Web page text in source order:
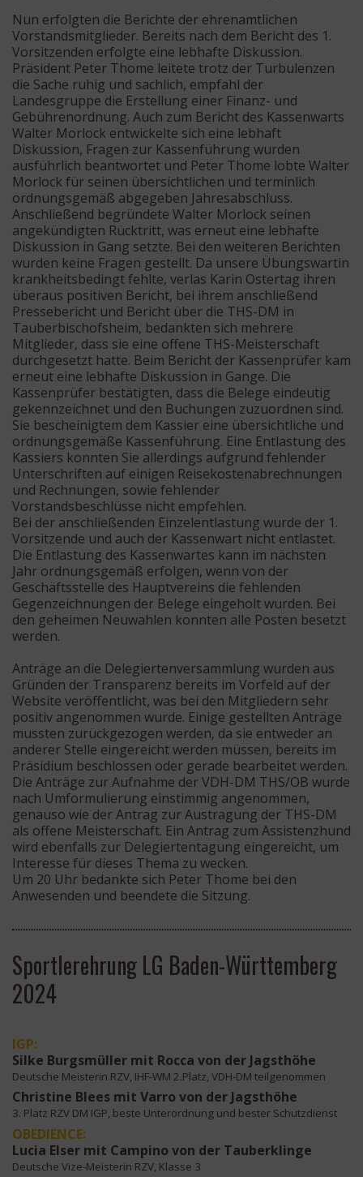
Nun erfolgten die Berichte der ehrenamtlichen
Vorstandsmitglieder. Bereits nach dem Bericht des 1.
Vorsitzenden erfolgte eine lebhafte Diskussion.
Präsident Peter Thome leitete trotz der Turbulenzen
die Sache ruhig und sachlich, empfahl der
Landesgruppe die Erstellung einer Finanz- und
Gebührenordnung. Auch zum Bericht des Kassenwarts
Walter Morlock entwickelte sich eine lebhaft
Diskussion, Fragen zur Kassenführung wurden
ausführlich beantwortet und Peter Thome lobte Walter
Morlock für seinen übersichtlichen und terminlich
ordnungsgemäß abgegeben Jahresabschluss.
Anschließend begründete Walter Morlock seinen
angekündigten Rücktritt, was erneut eine lebhafte
Diskussion in Gang setzte. Bei den weiteren Berichten
wurden keine Fragen gestellt. Da unsere Übungswartin
krankheitsbedingt fehlte, verlas Karin Ostertag ihren
überaus positiven Bericht, bei ihrem anschließend
Pressebericht und Bericht über die THS-DM in
Tauberbischofsheim, bedankten sich mehrere
Mitglieder, dass sie eine offene THS-Meisterschaft
durchgesetzt hatte. Beim Bericht der Kassenprüfer kam
erneut eine lebhafte Diskussion in Gange. Die
Kassenprüfer bestätigten, dass die Belege eindeutig
gekennzeichnet und den Buchungen zuzuordnen sind.
Sie bescheinigtem dem Kassier eine übersichtliche und
ordnungsgemäße Kassenführung. Eine Entlastung des
Kassiers konnten Sie allerdings aufgrund fehlender
Unterschriften auf einigen Reisekostenabrechnungen
und Rechnungen, sowie fehlender
Vorstandsbeschlüsse nicht empfehlen.
Bei der anschließenden Einzelentlastung wurde der 1.
Vorsitzende und auch der Kassenwart nicht entlastet.
Die Entlastung des Kassenwartes kann im nächsten
Jahr ordnungsgemäß erfolgen, wenn von der
Geschäftsstelle des Hauptvereins die fehlenden
Gegenzeichnungen der Belege eingeholt wurden. Bei
den geheimen Neuwahlen konnten alle Posten besetzt
werden.
Anträge an die Delegiertenversammlung wurden aus
Gründen der Transparenz bereits im Vorfeld auf der
Website veröffentlicht, was bei den Mitgliedern sehr
positiv angenommen wurde. Einige gestellten Anträge
mussten zurückgezogen werden, da sie entweder an
anderer Stelle eingereicht werden müssen, bereits im
Präsidium beschlossen oder gerade bearbeitet werden.
Die Anträge zur Aufnahme der VDH-DM THS/OB wurde
nach Umformulierung einstimmig angenommen,
genauso wie der Antrag zur Austragung der THS-DM
als offene Meisterschaft. Ein Antrag zum Assistenzhund
wird ebenfalls zur Delegiertentagung eingereicht, um
Interesse für dieses Thema zu wecken.
Um 20 Uhr bedankte sich Peter Thome bei den
Anwesenden und beendete die Sitzung.
Sportlerehrung LG Baden-Württemberg
2024
IGP:
Silke Burgsmüller mit Rocca von der Jagsthöhe
Deutsche Meisterin RZV, IHF-WM 2.Platz, VDH-DM teilgenommen
Christine Blees mit Varro von der Jagsthöhe
3. Platz RZV DM IGP, beste Unterordnung und bester Schutzdienst
OBEDIENCE:
Lucia Elser mit Campino von der Tauberklinge
Deutsche Vize-Meisterin RZV, Klasse 3